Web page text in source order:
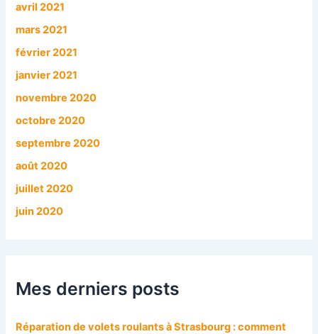
avril 2021
mars 2021
février 2021
janvier 2021
novembre 2020
octobre 2020
septembre 2020
août 2020
juillet 2020
juin 2020
Mes derniers posts
Réparation de volets roulants à Strasbourg : comment